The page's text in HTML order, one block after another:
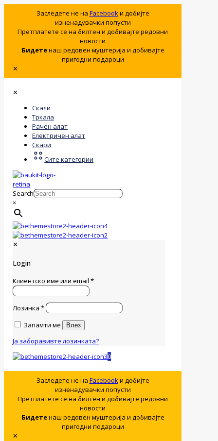
Заследете не на Facebookи добијте
изненадувачки попусти
Претплатете се на билтен и добивајте редовни
новости
Бидетенаш редовен муштерија и добивајте
пригодни подароци
✕
✕
Скали
Тркала
Рачен алат
Електричен алат
Скари
Сите категории
Search
×
✕
Login
Клиентско име или email*
Лозинка*
Запамти ме
Влез
Ја заборавивте лозинката?
0
Заследете не на Facebookи добијте
изненадувачки попусти
Претплатете се на билтен и добивајте редовни
новости
Бидетенаш редовен муштерија и добивајте
пригодни подароци
✕